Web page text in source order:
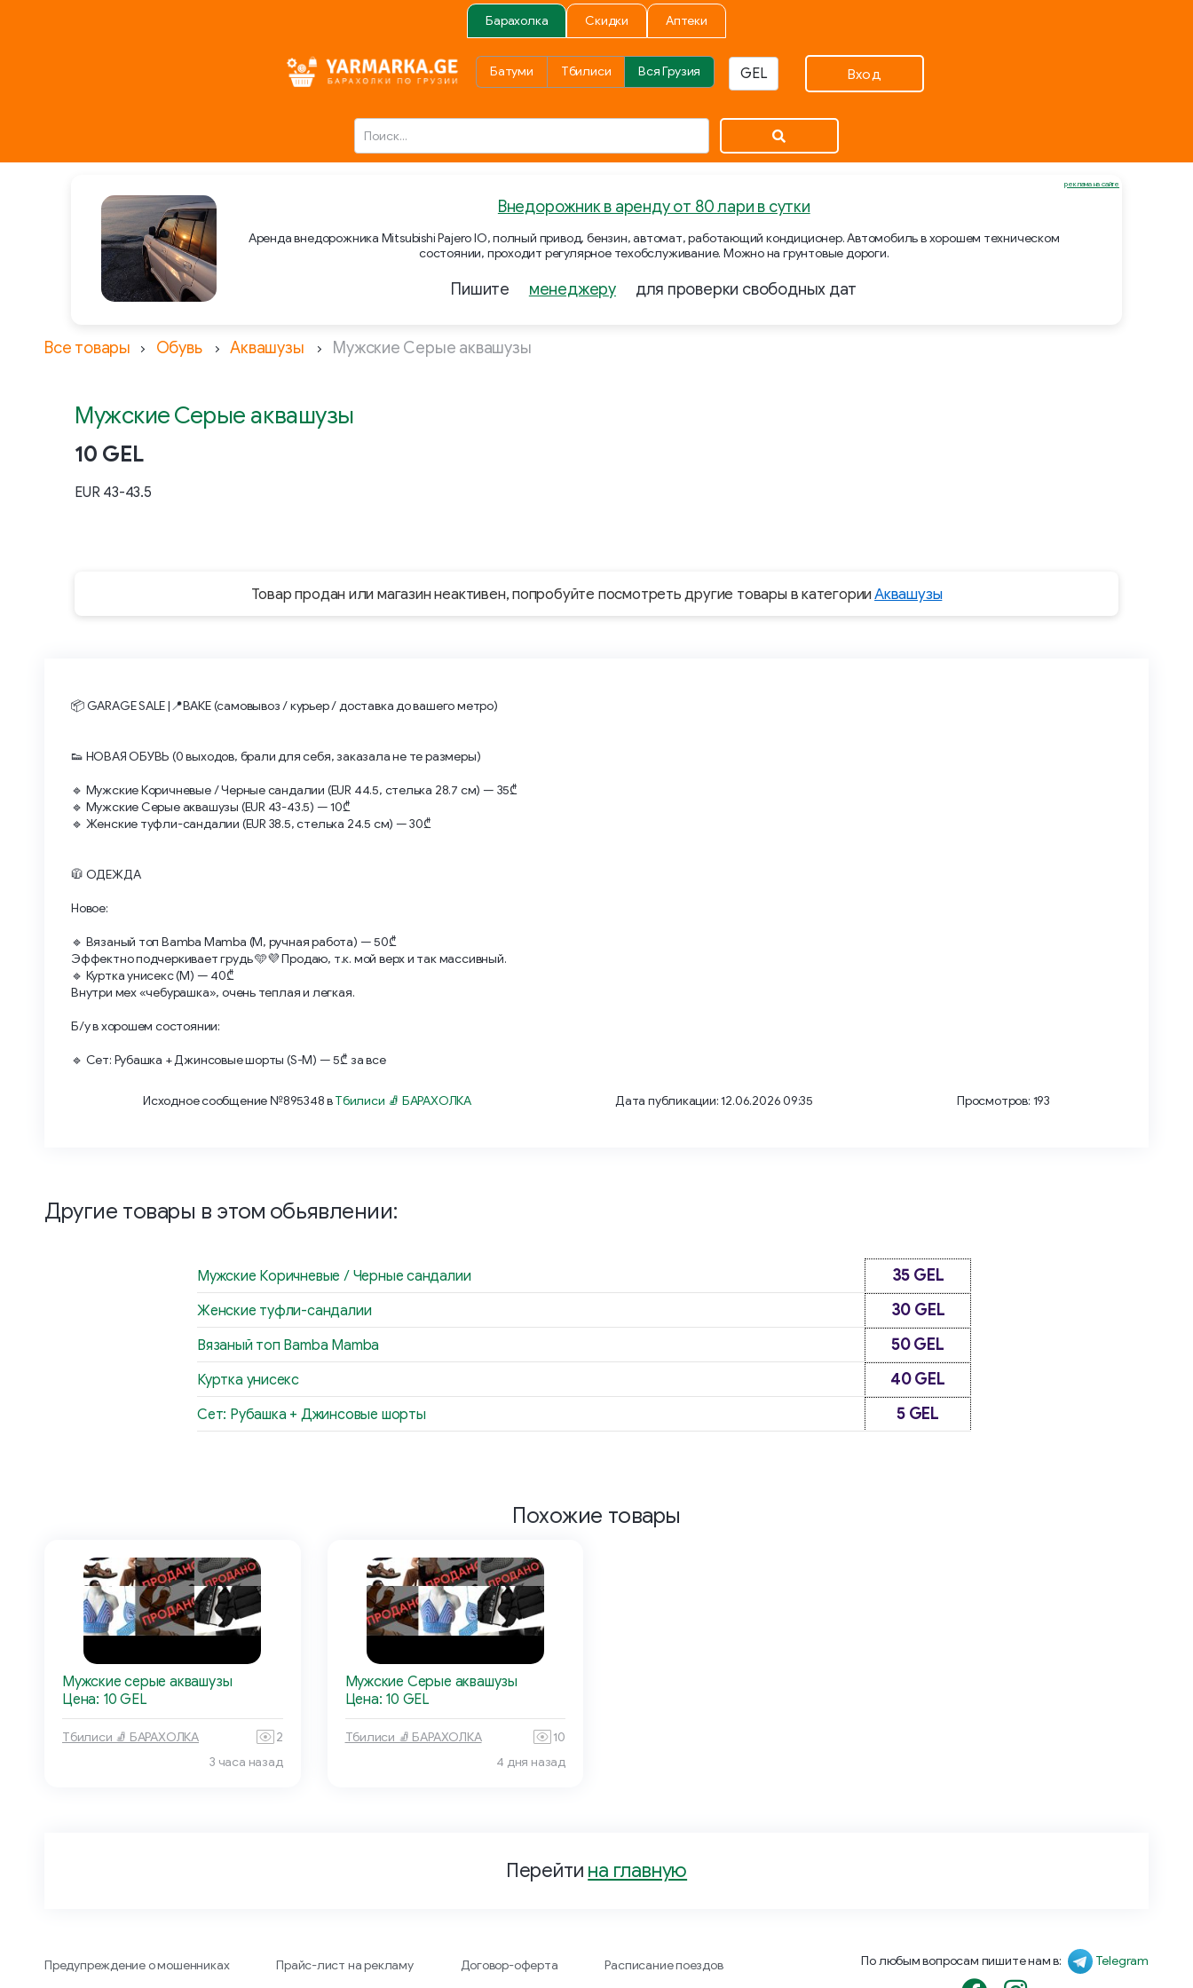
Барахолка Скидки Аптеки
Батуми Тбилиси Вся Грузия Вход
Внедорожник в аренду от 80 лари в сутки
Аренда внедорожника Mitsubishi Pajero IO, полный привод, бензин, автомат, работающий кондиционер. Автомобиль в хорошем техническом
состоянии, проходит регулярное техобслуживание. Можно на грунтовые дороги.
Пишите менеджеру для проверки свободных дат
реклама на сайте
Все товары Обувь Аквашузы Мужские Серые аквашузы
Мужские Серые аквашузы
10 GEL
EUR 43-43.5
Товар продан или магазин неактивен, попробуйте посмотреть другие товары в категорииАквашузы
📦 GARAGE SALE |📍ВАКЕ (самовывоз / курьер / доставка до вашего метро)
👟 НОВАЯ ОБУВЬ (0 выходов, брали для себя, заказала не те размеры)
🔹 Мужские Коричневые / Черные сандалии (EUR 44.5, стелька 28.7 см) — 35₾
🔹 Мужские Серые аквашузы (EUR 43-43.5) — 10₾
🔹 Женские туфли-сандалии (EUR 38.5, стелька 24.5 см) — 30₾
🧥 ОДЕЖДА
Новое:
🔹 Вязаный топ Bamba Mamba (М, ручная работа) — 50₾
Эффектно подчеркивает грудь 🩵💜 Продаю, т.к. мой верх и так массивный.
🔹 Куртка унисекс (М) — 40₾
Внутри мех «чебурашка», очень теплая и легкая.
Б/у в хорошем состоянии:
🔹 Сет: Рубашка + Джинсовые шорты (S-M) — 5₾ за все
Исходное сообщение №895348 вТбилиси 🧦 БАРАХОЛКА Дата публикации: 12.06.2026 09:35 Просмотров: 193
Другие товары в этом обьявлении:
Мужские Коричневые / Черные сандалии 35 GEL
Женские туфли-сандалии 30 GEL
Вязаный топ Bamba Mamba 50 GEL
Куртка унисекс 40 GEL
Сет: Рубашка + Джинсовые шорты 5 GEL
Похожие товары
Мужские серые аквашузы
Цена: 10 GEL
Тбилиси 🧦 БАРАХОЛКА
2
3 часа назад
Мужские Серые аквашузы
Цена: 10 GEL
Тбилиси 🧦 БАРАХОЛКА
10
4 дня назад
Перейти на главную
Предупреждение о мошенниках Прайс-лист на рекламу Договор-оферта Расписание поездов По любым вопросам пишите нам в: Telegram